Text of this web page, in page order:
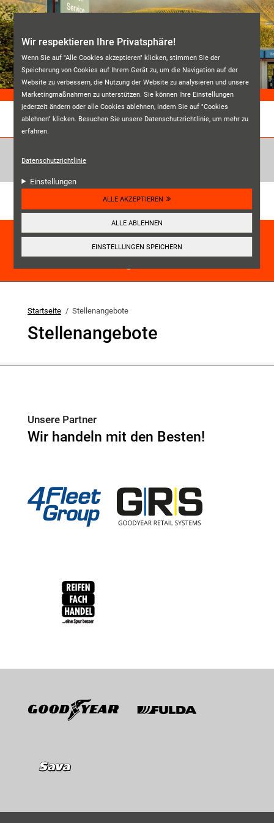
Wir respektieren Ihre Privatsphäre!
Wenn Sie auf "Alle Cookies akzeptieren" klicken, stimmen Sie der
Speicherung von Cookies auf Ihrem Gerät zu, um die Navigation auf der
Website zu verbessern, die Nutzung der Website zu analysieren und unsere
Marketingmaßnahmen zu unterstützen. Sie können Ihre Einstellungen
jederzeit ändern oder alle Cookies ablehnen, indem Sie auf "Cookies
ablehnen" klicken. Besuchen Sie unsere Datenschutzrichtlinie, um mehr zu
erfahren.
Datenschutzrichtlinie
Einstellungen
ALLE AKZEPTIEREN
ALLE ABLEHNEN
EINSTELLUNGEN SPEICHERN
Direkt zum Inhalt
REIFENDIENST BERNKASTEL
Unsere Kundenbewertungen:
HIER ANSEHEN
☰
Startseite Stellenangebote
Stellenangebote
Unsere Partner
Wir handeln mit den Besten!